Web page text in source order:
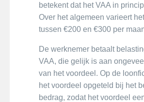
betekent dat het VAA in
Over het algemeen varieert
tussen €200 en €300 per
De werknemer betaalt
VAA, die gelijk is aan
van het voordeel. Op de
het voordeel opgeteld bij het
bedrag, zodat het voordeel